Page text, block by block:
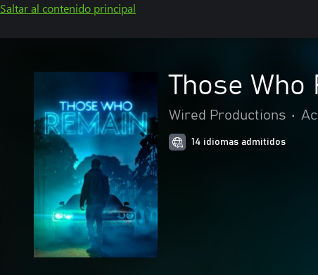
Saltar al contenido principal
Those Who
Wired Productions •
14 idiomas admitidos